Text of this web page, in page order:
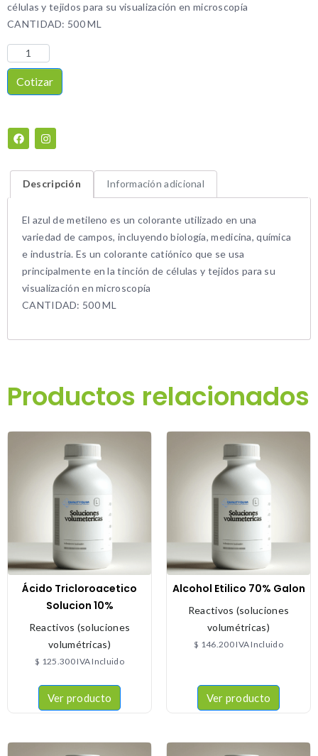
células y tejidos para su visualización en microscopía
CANTIDAD: 500 ML
Cotizar
Descripción Información adicional
El azul de metileno es un colorante utilizado en una
variedad de campos, incluyendo biología, medicina, química
e industria. Es un colorante catiónico que se usa
principalmente en la tinción de células y tejidos para su
visualización en microscopía
CANTIDAD: 500 ML
Productos relacionados
Ácido Tricloroacetico
Solucion 10%
Reactivos (soluciones
volumétricas)
$ 125.300IVA Incluido
Ver producto
Alcohol Etilico 70% Galon
Reactivos (soluciones
volumétricas)
$ 146.200IVA Incluido
Ver producto